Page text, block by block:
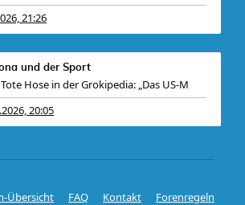
21:26
und der Sport
Hose in der Grokipedia: „Das US-M
20:05
Übersicht FAQ Kontakt
Forenregeln